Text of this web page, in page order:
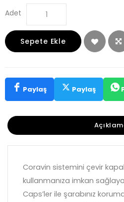
Adet
Sepete Ekle
Paylaş Paylaş
Coravin sistemini çevir
kullanmanıza imkan
Caps’ler ile şarabınız